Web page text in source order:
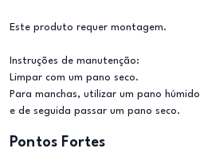
Este produto requer montagem.
Instruções de manutenção:
Limpar com um pano seco.
Para manchas, utilizar um pano húmido
e de seguida passar um pano seco.
Pontos Fortes